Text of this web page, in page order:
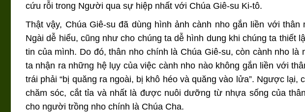
cứu rỗi trong Người qua sự hiệp nhất với Chúa Giê-su Ki-tô.
Thật vậy, Chúa Giê-su đã dùng hình ảnh cành nho gắn liền với
Ngài dễ hiểu, cũng như cho chúng ta dễ hình dung khi chúng ta thiết
tin của mình. Do đó, thân nho chính là Chúa Giê-su, còn cành nho
ta nhận ra những hệ lụy của việc cành nho nào không gắn liền với
trái phải “bị quăng ra ngoài, bị khô héo và quăng vào lửa”. Ngược
chăm sóc, cắt tỉa và nhất là được nuôi dưỡng từ nhựa sống của
cho người trồng nho chính là Chúa Cha.